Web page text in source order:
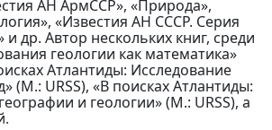
АН АрмССР», «Природа»,
«Известия АН СССР. Серия
и др. Автор нескольких книг, среди
геологии как математика»
Атлантиды: Исследование
(М.: URSS), «В поисках Атлантиды:
и геологии» (М.: URSS), а